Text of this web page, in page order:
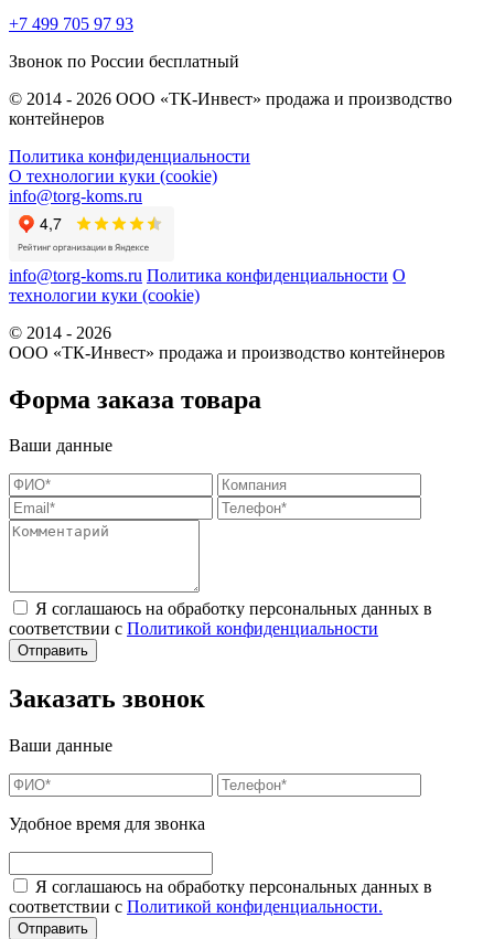
+7 499 705 97 93
Звонок по России бесплатный
© 2014 - 2026 ООО «ТК-Инвест» продажа и производство
контейнеров
Политика конфиденциальности
О технологии куки (cookie)
info@torg-koms.ru
info@torg-koms.ru Политика конфиденциальности О
технологии куки (cookie)
© 2014 - 2026
ООО «ТК-Инвест» продажа и производство контейнеров
Форма заказа товара
Ваши данные
Я соглашаюсь на обработку персональных данных в
соответствии с Политикой конфиденциальности
Заказать звонок
Ваши данные
Удобное время для звонка
Я соглашаюсь на обработку персональных данных в
соответствии с Политикой конфиденциальности.